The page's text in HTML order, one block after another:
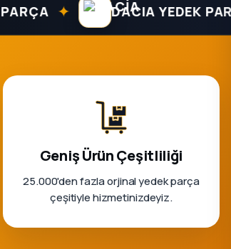
✦ DACIA YEDEK PARÇA
Geniş Ürün Çeşitliliği
25.000'den fazla orjinal yedek parça
çeşitiyle hizmetinizdeyiz.